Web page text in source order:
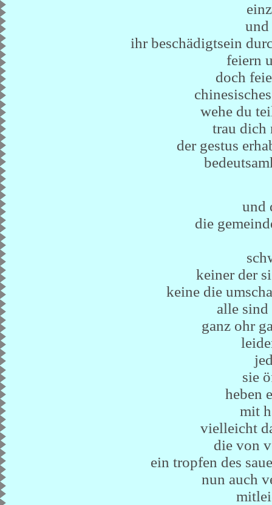
und
ihr beschädigtsein
feiern
doch
wehe du
trau dich
der gestus
und
die
keiner der
keine die
alle
ganz ohr
sie
heben
mit
vielleicht
die von
ein tropfen des
nun auch